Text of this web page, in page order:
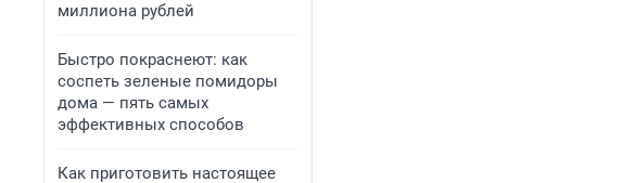
миллиона рублей
Быстро покраснеют: как
соспеть зеленые помидоры
дома — пять самых
эффективных способов
Как приготовить настоящее